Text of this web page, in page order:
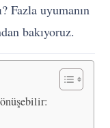
Fazla uyumanın
bakıyoruz.